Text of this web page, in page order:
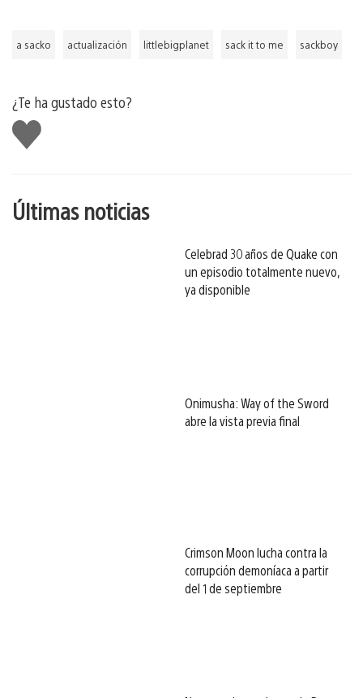
a sacko actualización littlebigplanet sack it to me sackboy
¿Te ha gustado esto?
Me
gusta
Últimas noticias
Celebrad 30 años de Quake con
un episodio totalmente nuevo,
ya disponible
Onimusha: Way of the Sword
abre la vista previa final
Crimson Moon lucha contra la
corrupción demoníaca a partir
del 1 de septiembre